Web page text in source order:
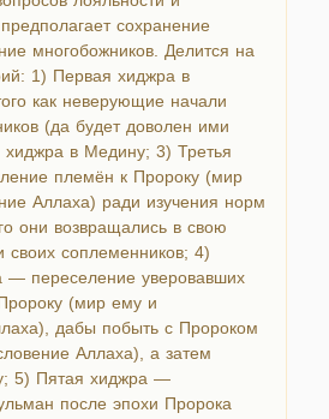
сохранение
многобожников. Делится на
1) Первая хиджра в
как неверующие начали
(да будет доволен ими
в Медину; 3) Третья
племён к Пророку (мир
Аллаха) ради изучения норм
они возвращались в свою
своих соплеменников; 4)
— переселение уверовавших
(мир ему и
дабы побыть с Пророком
Аллаха), а затем
5) Пятая хиджра —
после эпохи Пророка